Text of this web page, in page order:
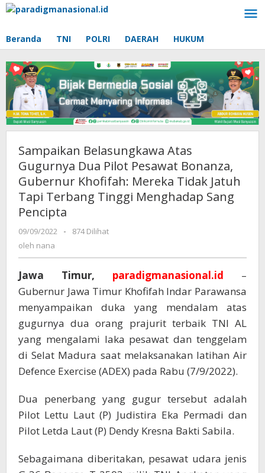
Lewati
Beranda TNI POLRI DAERAH HUKUM
Sampaikan Belasungkawa Atas
Gugurnya Dua Pilot Pesawat Bonanza,
Gubernur Khofifah: Mereka Tidak Jatuh
Tapi Terbang Tinggi Menghadap Sang
Pencipta
09/09/2022
oleh
-
874 Dilihat
oleh nana
Jawa Timur, paradigmanasional.id –
Gubernur Jawa Timur Khofifah Indar Parawansa
menyampaikan duka yang mendalam atas
gugurnya dua orang prajurit terbaik TNI AL
yang mengalami laka pesawat dan tenggelam
di Selat Madura saat melaksanakan latihan Air
Defence Exercise (ADEX) pada Rabu (7/9/2022).
Dua penerbang yang gugur tersebut adalah
Pilot Lettu Laut (P) Judistira Eka Permadi dan
Pilot Letda Laut (P) Dendy Kresna Bakti Sabila.
Sebagaimana diberitakan, pesawat udara jenis